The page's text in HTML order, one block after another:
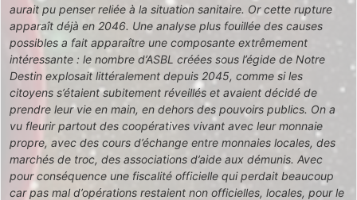
aurait pu penser reliée à la situation sanitaire. Or cette rupture
apparaît déjà en 2046. Une analyse plus fouillée des causes
possibles a fait apparaître une composante extrêmement
intéressante : le nombre d’ASBL créées sous l’égide de Notre
Destin explosait littéralement depuis 2045, comme si les
citoyens s’étaient subitement réveillés et avaient décidé de
prendre leur vie en main, en dehors des pouvoirs publics. On a
vu fleurir partout des coopératives vivant avec leur monnaie
propre, avec des cours d’échange entre monnaies locales, des
marchés de troc, des associations d’aide aux démunis. Avec
pour conséquence une fiscalité officielle qui perdait beaucoup
car pas mal d’opérations restaient non officielles, locales, pour le